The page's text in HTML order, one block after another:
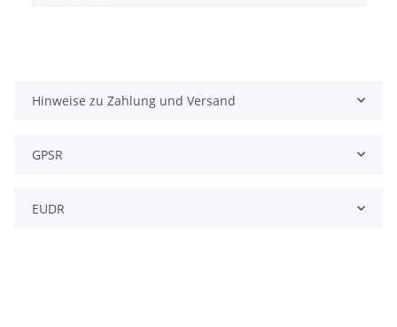
Hinweise zu Zahlung und Versand
GPSR
EUDR